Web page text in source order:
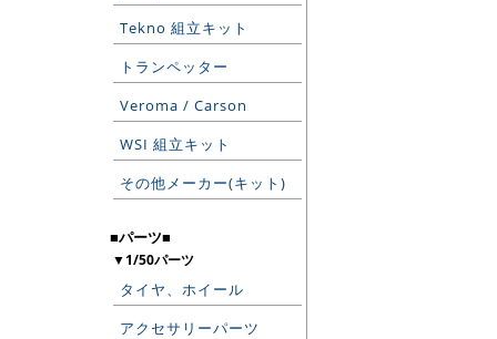
Tekno 組立キット
トランペッター
Veroma / Carson
WSI 組立キット
その他メーカー(キット)
■パーツ■
▼1/50パーツ
タイヤ、ホイール
アクセサリーパーツ